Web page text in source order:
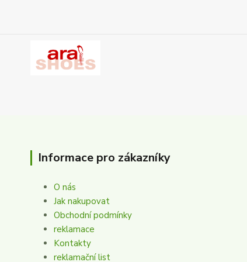
Informace pro zákazníky
O nás
Jak nakupovat
Obchodní podmínky
reklamace
Kontakty
reklamační list